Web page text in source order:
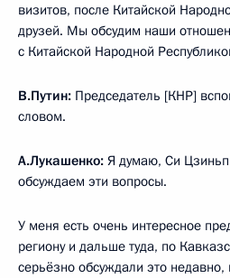
визитов, после Китайской
друзей. Мы обсудим наши
с Китайской Народной
В.Путин: Председатель [КНР]
словом.
А.Лукашенко: Я думаю, Си
обсуждаем эти вопросы.
У меня есть очень интересное
региону и дальше туда, по
серьёзно обсуждали это